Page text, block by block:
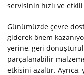
servisinin hızlı ve etkili
Günümüzde çevre
giderek önem
yerine, geri
parçalanabilir
etkisini azaltır. Ayrıca,